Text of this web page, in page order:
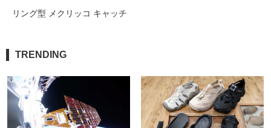
リング型 メクリッコ キャッチ
TRENDING